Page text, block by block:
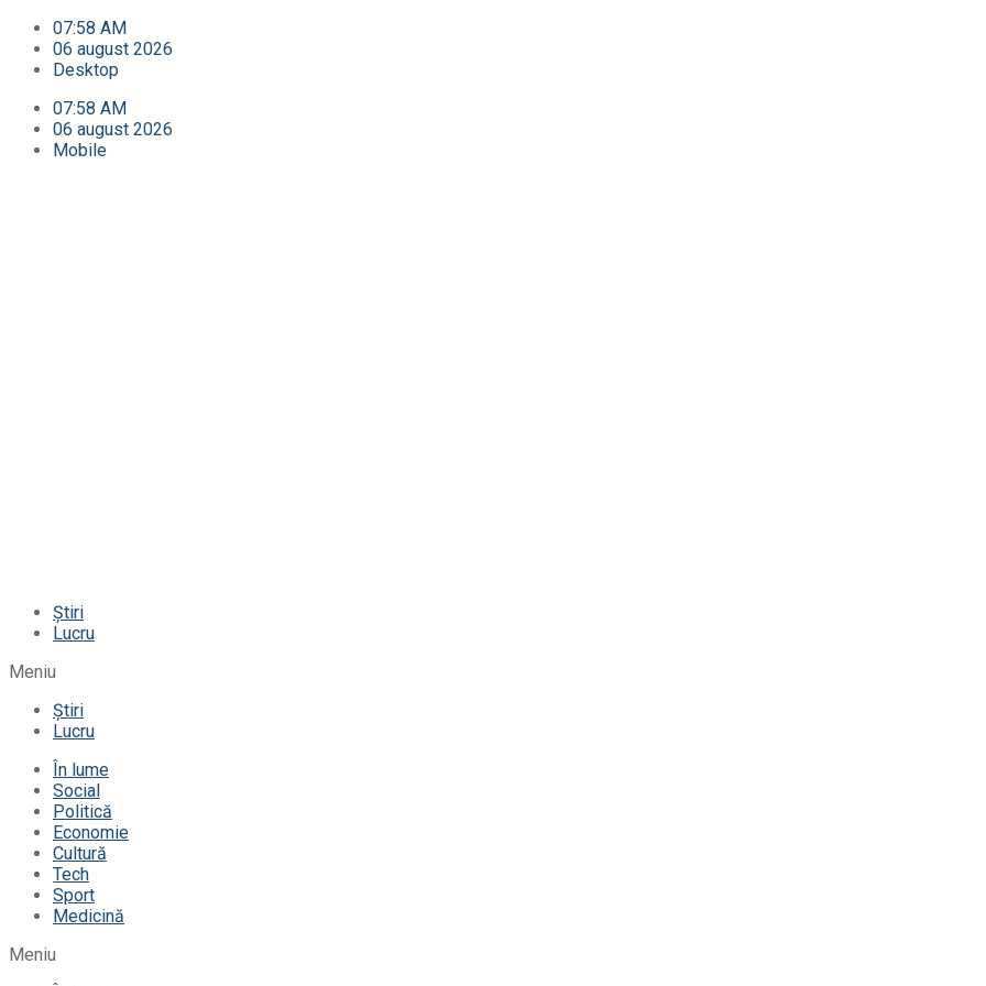
07:58 AM
06 august 2026
Desktop
07:58 AM
06 august 2026
Mobile
Știri
Lucru
Meniu
Știri
Lucru
În lume
Social
Politică
Economie
Cultură
Tech
Sport
Medicină
Meniu